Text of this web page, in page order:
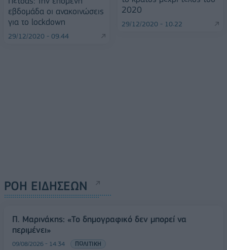
εβδομάδα οι ανακοινώσεις
για το lockdown
29/12/2020 - 09:44
2020
29/12/2020 - 10:22
ΡΟΗ ΕΙΔΗΣΕΩΝ
Π. Μαρινάκης: «Το δημογραφικό δεν μπορεί να
περιμένει»
09/08/2026 - 14:34 ΠΟΛΙΤΙΚΗ